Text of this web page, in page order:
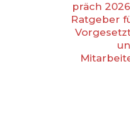
präch
Ratgeber